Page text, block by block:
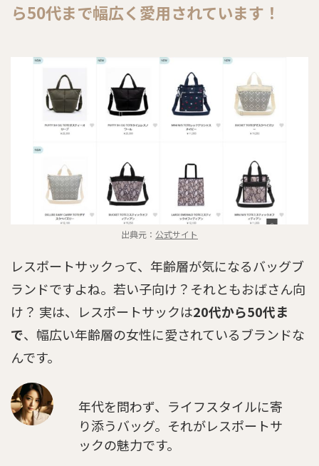
ら50代まで幅広く愛用されています！
出典元： 公式サイト
レスポートサックって、年齢層が気になるバッグブ
ランドですよね。若い子向け？それともおばさん向
け？ 実は、レスポートサックは20代から50代ま
で、幅広い年齢層の女性に愛されているブランドな
んです。
年代を問わず、ライフスタイルに寄
り添うバッグ。それがレスポートサ
ックの魅力です。